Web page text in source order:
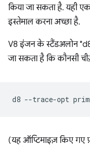
किया जा सकता है. यही
इस्तेमाल करना अच्छा है.
V8 इंजन के स्टैंडअलोन
जा सकता है कि कौनसी
d8 --trace-opt
(यह ऑप्टिमाइज़ किए गए